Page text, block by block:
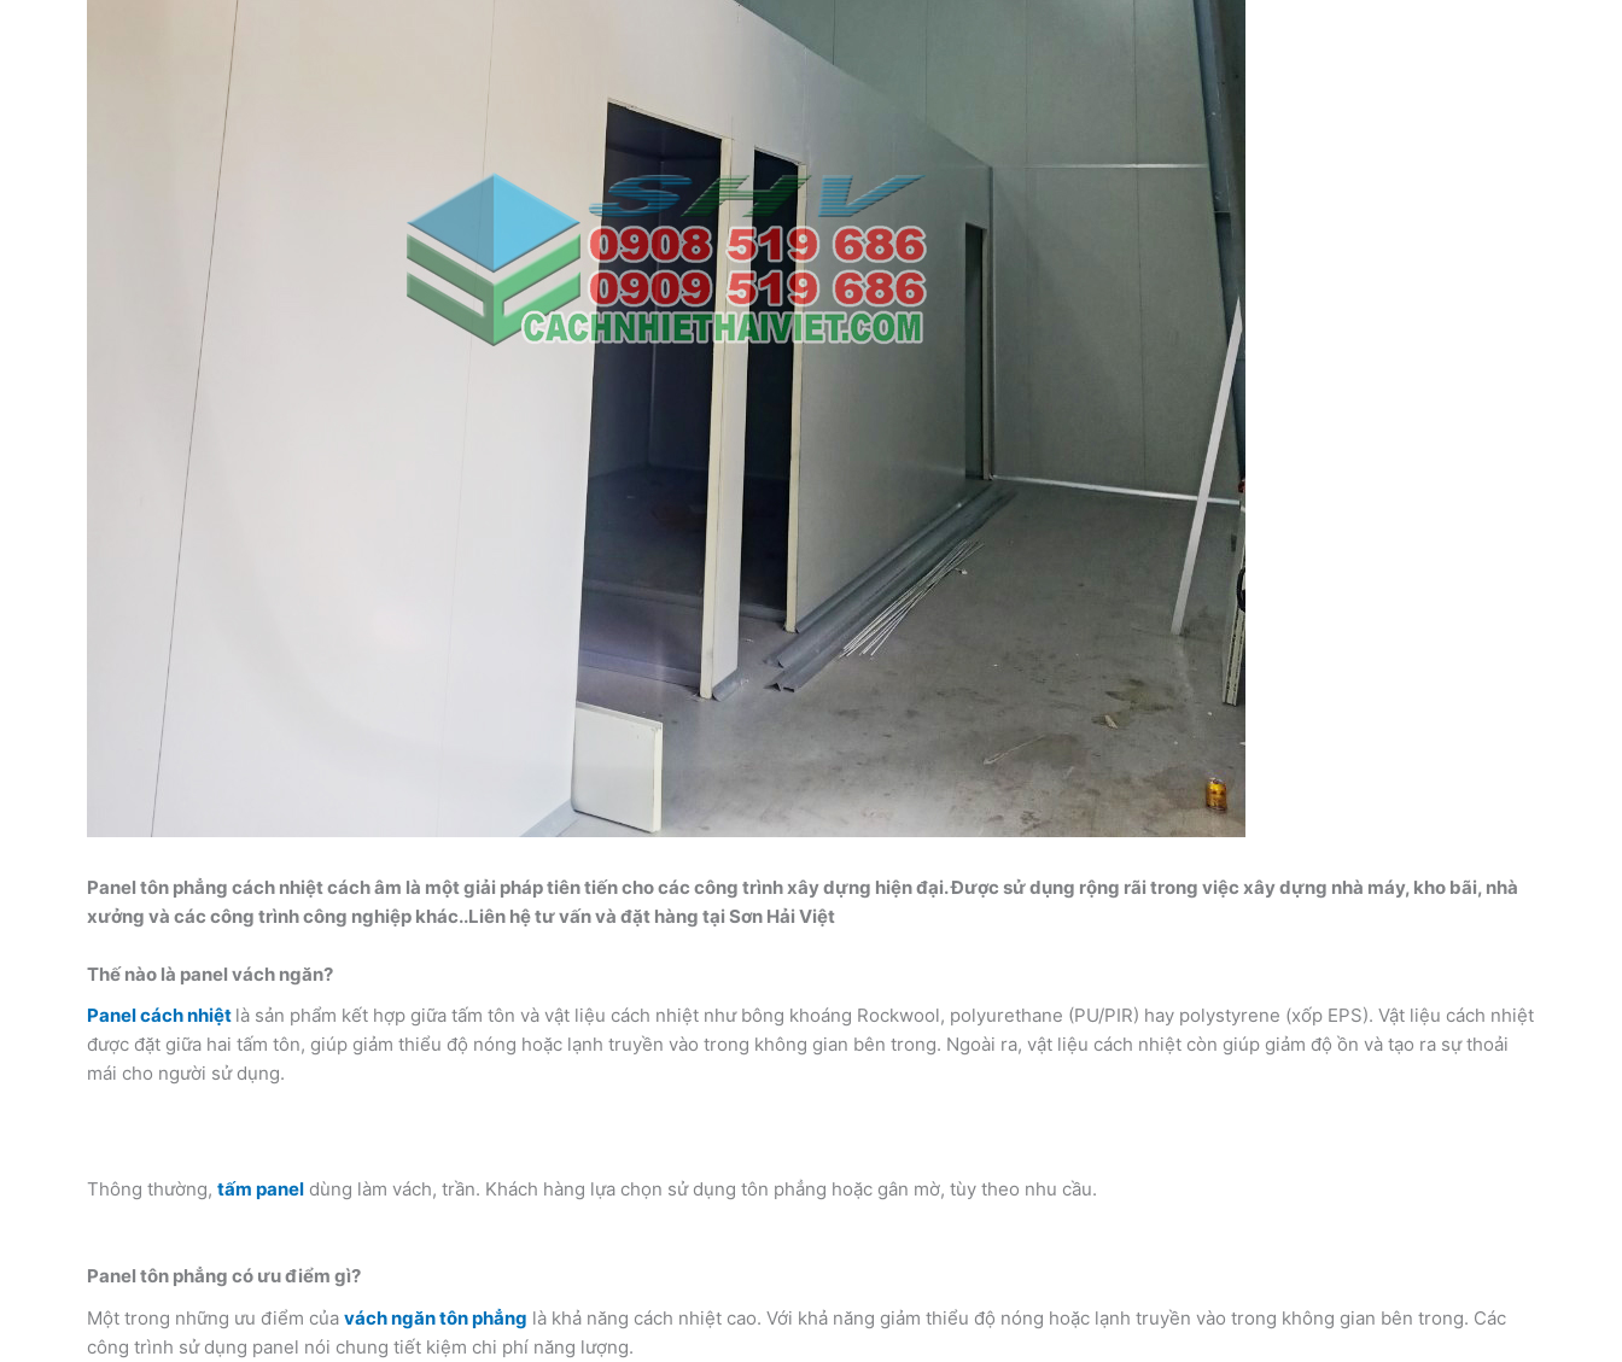
Panel tôn phẳng cách nhiệt cách âm là một giải pháp tiên tiến cho các công trình xây dựng hiện đại. Được sử dụng rộng rãi trong việc xây dựng nhà máy, kho bãi, nhà
xưởng và các công trình công nghiệp khác..Liên hệ tư vấn và đặt hàng tại Sơn Hải Việt
Thế nào là panel vách ngăn?
Panel cách nhiệt là sản phẩm kết hợp giữa tấm tôn và vật liệu cách nhiệt như bông khoáng Rockwool, polyurethane (PU/PIR) hay polystyrene (xốp EPS). Vật liệu cách nhiệt
được đặt giữa hai tấm tôn, giúp giảm thiểu độ nóng hoặc lạnh truyền vào trong không gian bên trong. Ngoài ra, vật liệu cách nhiệt còn giúp giảm độ ồn và tạo ra sự thoải
mái cho người sử dụng.
Thông thường, tấm panel dùng làm vách, trần. Khách hàng lựa chọn sử dụng tôn phẳng hoặc gân mờ, tùy theo nhu cầu.
Panel tôn phẳng có ưu điểm gì?
Một trong những ưu điểm của vách ngăn tôn phẳng là khả năng cách nhiệt cao. Với khả năng giảm thiểu độ nóng hoặc lạnh truyền vào trong không gian bên trong. Các
công trình sử dụng panel nói chung tiết kiệm chi phí năng lượng.